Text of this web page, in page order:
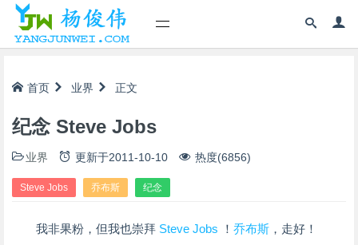
首页 业界 正文
纪念 Steve Jobs
业界 更新于2011-10-10 热度(6856)
Steve Jobs 乔布斯 纪念
我非果粉，但我也崇拜 Steve Jobs ！ 乔布斯 ，走好！